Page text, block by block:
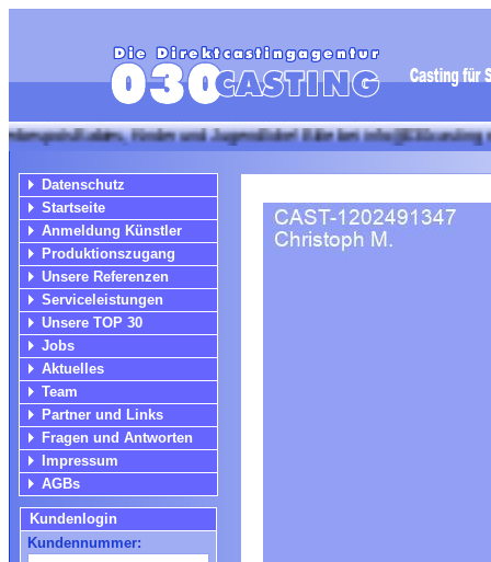
Kinder und Jugendliche! Bitte bei info@030casting mit
Datenschutz
Startseite
Anmeldung Künstler
Produktionszugang
Unsere Referenzen
Serviceleistungen
Unsere TOP 30
Jobs
Aktuelles
Team
Partner und Links
Fragen und Antworten
Impressum
AGBs
Kundenlogin
Kundennummer: